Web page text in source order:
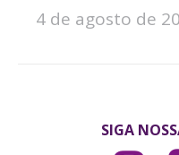
4 de agosto de
SIGA